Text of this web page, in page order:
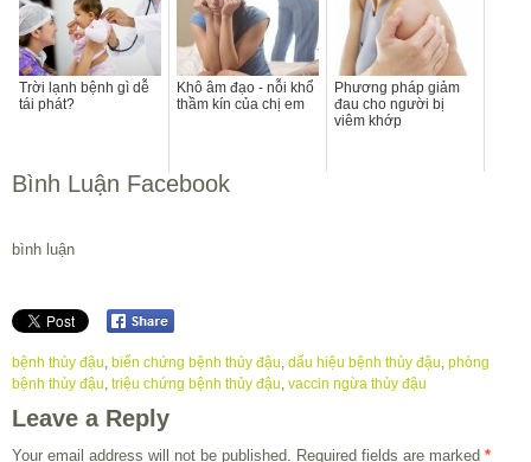
Trời lạnh bệnh gì dễ
tái phát?
Khô âm đạo - nỗi khổ
thầm kín của chị em
Phương pháp giảm
đau cho người bị
viêm khớp
Bình Luận Facebook
bình luận
bệnh thủy đậu, biến chứng bệnh thủy đậu, dấu hiệu bệnh thủy đậu, phòng
bệnh thủy đậu, triệu chứng bệnh thủy đậu, vaccin ngừa thủy đậu
Leave a Reply
Your email address will not be published. Required fields are marked *